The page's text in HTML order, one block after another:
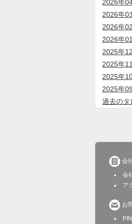
2026年
2026年
2026年
2026年
2025年
2025年
2025年
2025年
過去の
 会
会
ア
 お